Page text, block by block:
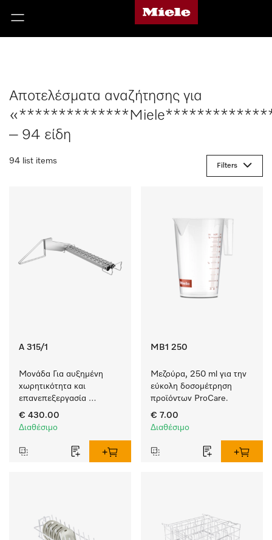
Αποτελέσματα αναζήτησης για
– 94 είδη
94 list items
Filters
A 315/1
Μονάδα Για αυξημένη
χωρητικότητα και
επανεπεξεργασία
εργαλείων με αυλούς.
€ 430.00
Διαθέσιμο
MB1 250
Μεζούρα, 250 ml για την
εύκολη δοσομέτρηση
προϊόντων ProCare.
€ 7.00
Διαθέσιμο